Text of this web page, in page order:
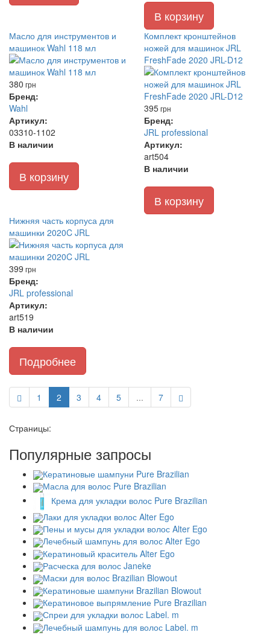
В корзину
Масло для инструментов и
машинок Wahl 118 мл
380 грн
Бренд:
Wahl
Артикул:
03310-1102
В наличии
В корзину
Комплект кронштейнов
ножей для машинок JRL
FreshFade 2020 JRL-D12
395грн
Бренд:
JRL professional
Артикул:
art504
В наличии
В корзину
Нижняя часть корпуса для
машинки 2020C JRL
399 грн
Бренд:
JRL professional
Артикул:
art519
В наличии
Подробнее
1 2 3 4 5 ... 7
Страницы:
Популярные запросы
Кератиновые шампуни Pure Brazilian
Масла для волос Pure Brazilian
Крема для укладки волос Pure Brazilian
Лаки для укладки волос Alter Ego
Пены и мусы для укладки волос Alter Ego
Лечебный шампунь для волос Alter Ego
Кератиновый краситель Alter Ego
Расческа для волос Janeke
Маски для волос Brazilian Blowout
Кератиновые шампуни Brazilian Blowout
Кератиновое выпрямление Pure Brazilian
Спреи для укладки волос Label. m
Лечебный шампунь для волос Label. m